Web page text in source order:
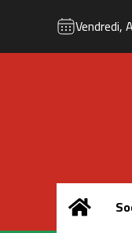
Vendredi,
Accueil